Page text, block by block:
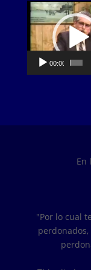
Video
Player
00:00
En
"Por lo cual